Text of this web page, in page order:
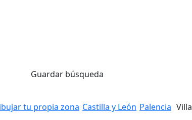
Guardar búsqueda
tu propia zona Castilla y León Palencia